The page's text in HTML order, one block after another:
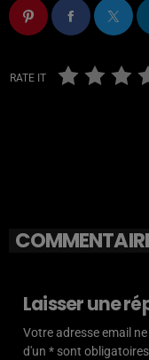
RATE IT
Laisser une
Votre adresse email
d'un * sont obligatoires